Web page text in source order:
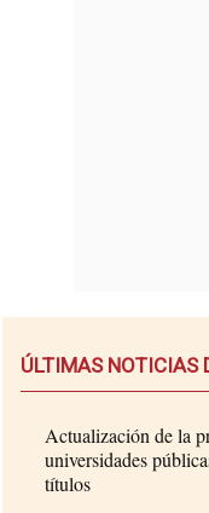
ÚLTIMAS NOTICIAS
Actualización de la
universidades
títulos